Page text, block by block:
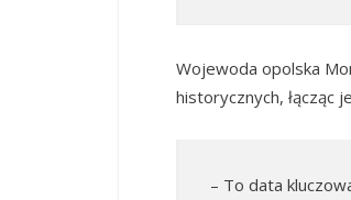
Wojewoda opolska
historycznych, łącząc
– To data